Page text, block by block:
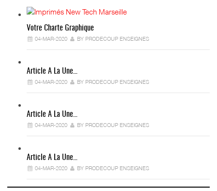
Votre Charte Graphique
04-MAR-2020 BY PRODECOUP ENSEIGNES
Article A La Une…
04-MAR-2020 BY PRODECOUP ENSEIGNES
Article A La Une…
04-MAR-2020 BY PRODECOUP ENSEIGNES
Article A La Une…
04-MAR-2020 BY PRODECOUP ENSEIGNES